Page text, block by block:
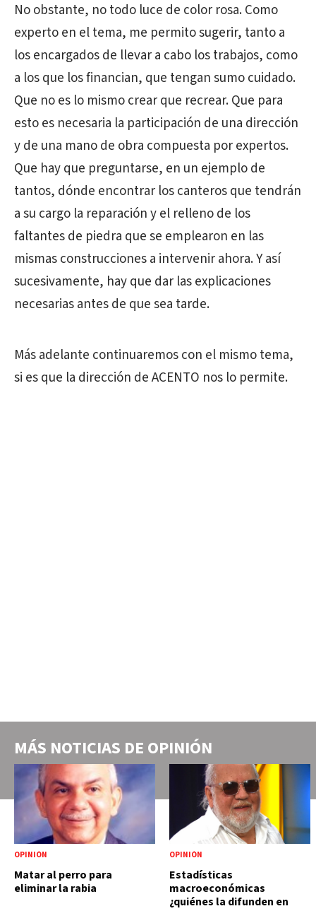
No obstante, no todo luce de color rosa. Como
experto en el tema, me permito sugerir, tanto a
los encargados de llevar a cabo los trabajos, como
a los que los financian, que tengan sumo cuidado.
Que no es lo mismo crear que recrear. Que para
esto es necesaria la participación de una dirección
y de una mano de obra compuesta por expertos.
Que hay que preguntarse, en un ejemplo de
tantos, dónde encontrar los canteros que tendrán
a su cargo la reparación y el relleno de los
faltantes de piedra que se emplearon en las
mismas construcciones a intervenir ahora. Y así
sucesivamente, hay que dar las explicaciones
necesarias antes de que sea tarde.
Más adelante continuaremos con el mismo tema,
si es que la dirección de ACENTO nos lo permite.
MÁS NOTICIAS DE OPINIÓN
OPINIÓN
Matar al perro para
eliminar la rabia
OPINIÓN
Estadísticas
macroeconómicas
¿quiénes la difunden en